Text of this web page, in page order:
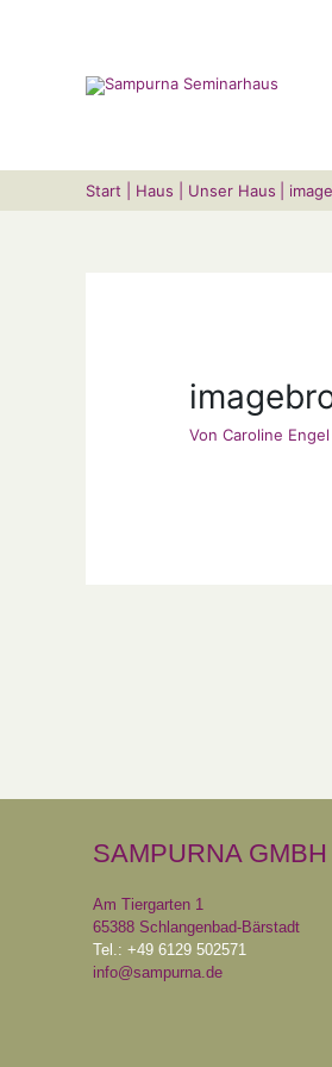
Start Haus Unser Haus
Von Caroline Engel
SAMPURNA GMBH
Am Tiergarten 1
65388 Schlangenbad-Bärstadt
Tel.: +49 6129 502571
info@sampurna.de